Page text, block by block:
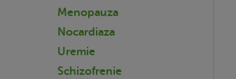
Menopauza
Nocardiaza
Uremie
Schizofrenie